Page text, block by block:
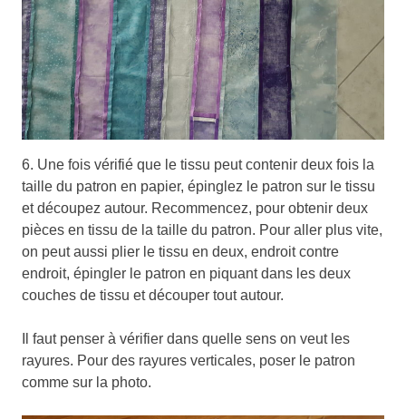
6. Une fois vérifié que le tissu peut contenir deux fois la
taille du patron en papier, épinglez le patron sur le tissu
et découpez autour. Recommencez, pour obtenir deux
pièces en tissu de la taille du patron. Pour aller plus vite,
on peut aussi plier le tissu en deux, endroit contre
endroit, épingler le patron en piquant dans les deux
couches de tissu et découper tout autour.
Il faut penser à vérifier dans quelle sens on veut les
rayures. Pour des rayures verticales, poser le patron
comme sur la photo.